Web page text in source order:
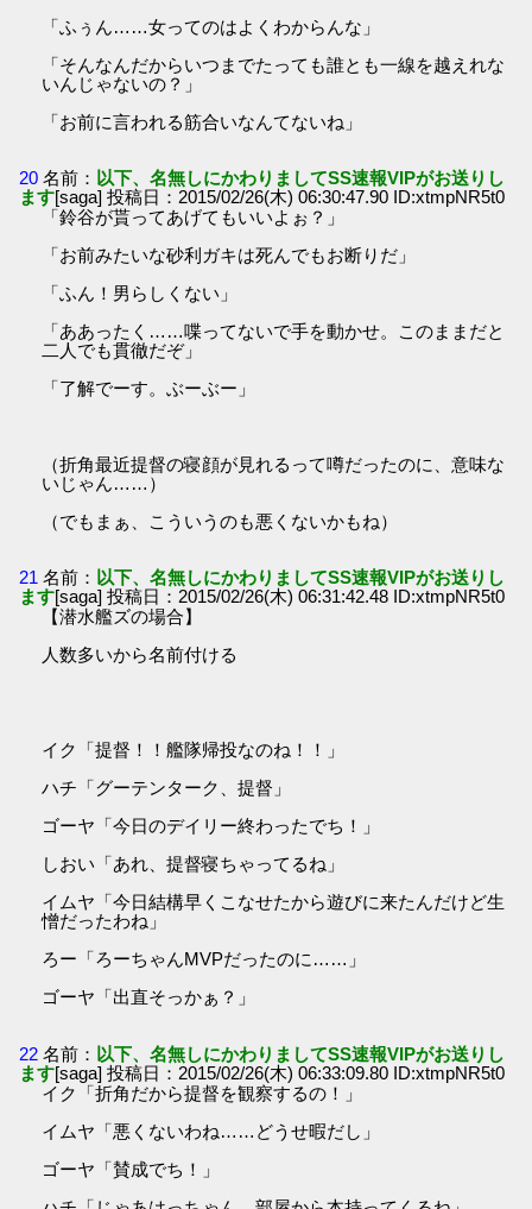
「ふぅん……女ってのはよくわからんな」
「そんなんだからいつまでたっても誰とも一線を越えれな
いんじゃないの？」
「お前に言われる筋合いなんてないね」
20 名前： 以下、名無しにかわりましてSS速報VIPがお送りし
ます[saga] 投稿日：2015/02/26(木) 06:30:47.90 ID:xtmpNR5t0
「鈴谷が貰ってあげてもいいよぉ？」
「お前みたいな砂利ガキは死んでもお断りだ」
「ふん！男らしくない」
「ああったく……喋ってないで手を動かせ。このままだと
二人でも貫徹だぞ」
「了解でーす。ぶーぶー」
（折角最近提督の寝顔が見れるって噂だったのに、意味な
いじゃん……）
（でもまぁ、こういうのも悪くないかもね）
21 名前： 以下、名無しにかわりましてSS速報VIPがお送りし
ます[saga] 投稿日：2015/02/26(木) 06:31:42.48 ID:xtmpNR5t0
【潜水艦ズの場合】
人数多いから名前付ける
イク「提督！！艦隊帰投なのね！！」
ハチ「グーテンターク、提督」
ゴーヤ「今日のデイリー終わったでち！」
しおい「あれ、提督寝ちゃってるね」
イムヤ「今日結構早くこなせたから遊びに来たんだけど生
憎だったわね」
ろー「ろーちゃんMVPだったのに……」
ゴーヤ「出直そっかぁ？」
22 名前： 以下、名無しにかわりましてSS速報VIPがお送りし
ます[saga] 投稿日：2015/02/26(木) 06:33:09.80 ID:xtmpNR5t0
イク「折角だから提督を観察するの！」
イムヤ「悪くないわね……どうせ暇だし」
ゴーヤ「賛成でち！」